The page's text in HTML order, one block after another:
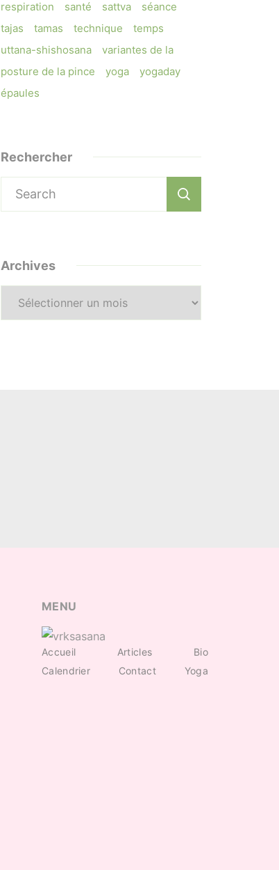
respiration
santé sattva
séance
tajas
tamas technique
temps
uttana-shishosana
variantes de la
posture de la pince
yoga
yogaday
épaules
Rechercher
Search
for:
Archives
Archives
MENU
Accueil Articles
Bio
Calendrier
Contact Yoga